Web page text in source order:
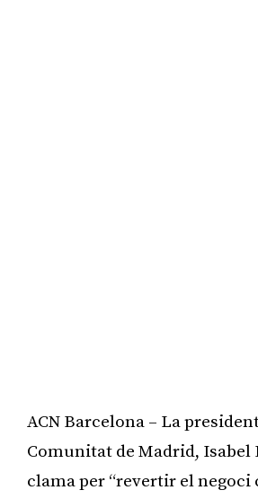
ACN Barcelona – La
Comunitat de Madrid, Isabel
clama per “revertir el negoci